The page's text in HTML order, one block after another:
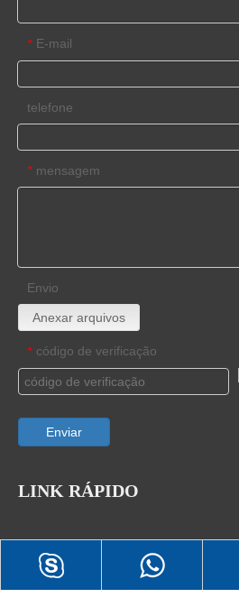
* E-mail
telefone
* mensagem
Envio
Anexar arquivos
* código de verificação
Enviar
LINK RÁPIDO
PRODUTO QUENTE